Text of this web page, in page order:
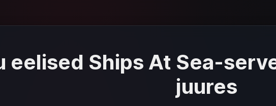
eelised Ships At Sea-
juures